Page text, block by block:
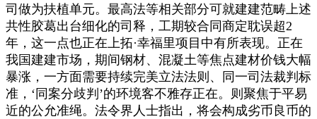
司做为扶植单元。最高法等相关部分可就建建范畴上述
共性胶葛出台细化的司释，工期较合同商定耽误超2
年，这一点也正在上拓·幸福里项目中有所表现。正在
我国建建市场，期间钢材、混凝土等焦点建材价钱大幅
暴涨，一方面需要持续完美立法法则、同一司法裁判标
准，‘同案分歧判’的环境客不雅存正在。则聚焦于平易
近的公允准绳。法令界人士指出，将会构成劣币良币的